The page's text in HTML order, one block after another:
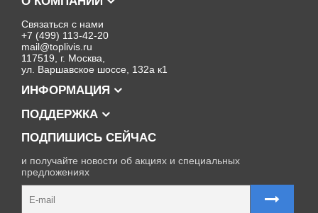
Связаться с нами
+7 (499) 113-42-20
mail@toplivis.ru
117519, г. Москва,
ул. Варшавское шоссе, 132а к1
ИНФОРМАЦИЯ
ПОДДЕРЖКА
ПОДПИШИСЬ СЕЙЧАС
и получайте новости об акциях и специальных
предложениях